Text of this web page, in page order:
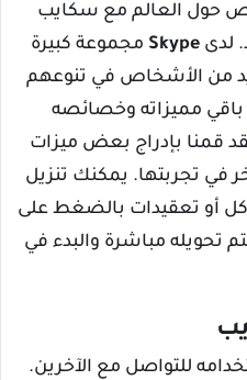
حول العالم مع سكايب
لدى Skype مجموعة كبيرة
من الأشخاص في تنوعهم
مميزاته وخصائصه
قمنا بإدراج بعض ميزات
في تجربتها. يمكنك تنزيل
أو تعقيدات بالضغط على
تحويله مباشرة والبدء في
للتواصل مع الآخرين.